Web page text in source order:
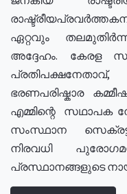
ഏറ്റവും
അദ്ദേഹം. കേരള
ഭരണപരിഷ്കാര
എമ്മിന്റെ സഥാപക
സംസ്ഥാന
നിരവധി
പ്രസ്ഥാനങ്ങളുടെ